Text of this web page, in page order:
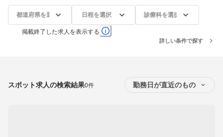
都道府県を選択 日程を選択 診療科を選択
掲載終了した求人を表示する
詳しい条件で探す
スポット求人の検索結果0件 勤務日が直近のもの